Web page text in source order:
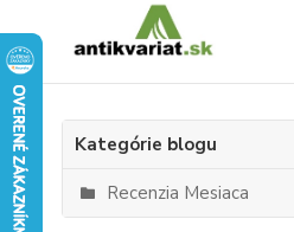
Kategórie blogu
Recenzia Mesiaca